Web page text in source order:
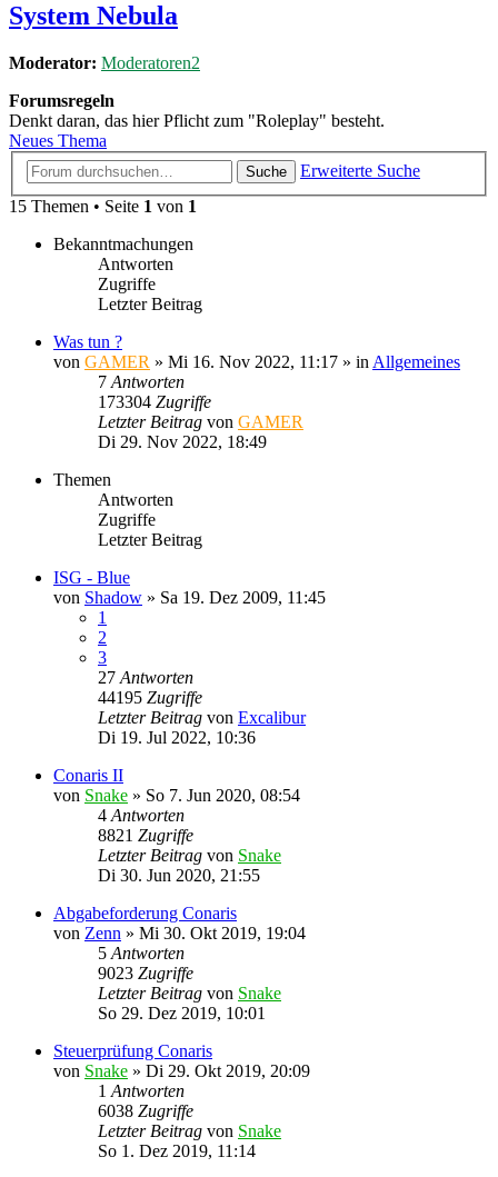
System Nebula
Moderator: Moderatoren2
Forumsregeln
Denkt daran, das hier Pflicht zum "Roleplay" besteht.
Neues Thema
Suche
Erweiterte Suche
15 Themen • Seite 1 von 1
Bekanntmachungen
Antworten
Zugriffe
Letzter Beitrag
Was tun ?
von GAMER » Mi 16. Nov 2022, 11:17 » in Allgemeines
7 Antworten
173304 Zugriffe
Letzter Beitrag von GAMER
Di 29. Nov 2022, 18:49
Themen
Antworten
Zugriffe
Letzter Beitrag
ISG - Blue
von Shadow » Sa 19. Dez 2009, 11:45
1
2
3
27 Antworten
44195 Zugriffe
Letzter Beitrag von Excalibur
Di 19. Jul 2022, 10:36
Conaris II
von Snake » So 7. Jun 2020, 08:54
4 Antworten
8821 Zugriffe
Letzter Beitrag von Snake
Di 30. Jun 2020, 21:55
Abgabeforderung Conaris
von Zenn » Mi 30. Okt 2019, 19:04
5 Antworten
9023 Zugriffe
Letzter Beitrag von Snake
So 29. Dez 2019, 10:01
Steuerprüfung Conaris
von Snake » Di 29. Okt 2019, 20:09
1 Antworten
6038 Zugriffe
Letzter Beitrag von Snake
So 1. Dez 2019, 11:14